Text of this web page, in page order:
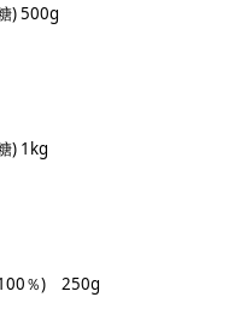
) 500g
) 1kg
100％) 250g